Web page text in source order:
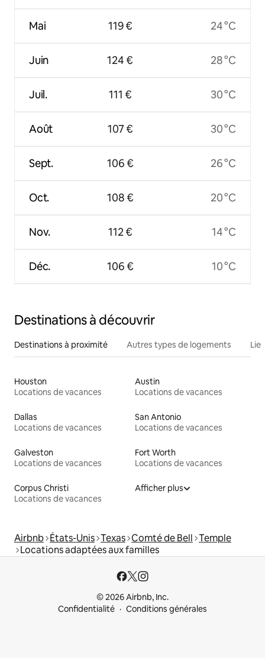
Mai
Juin
Juil.
Août
Sept.
Oct.
Nov.
Déc.
119 €
124 €
111 €
107 €
106 €
108 €
112 €
106 €
24 °C
28 °C
30 °C
30 °C
26 °C
20 °C
14 °C
10 °C
Destinations à découvrir
Destinations à proximité Autres types de logements
Houston
Locations de vacances
Austin
Locations de vacances
Dallas
Locations de vacances
San Antonio
Locations de vacances
Galveston
Locations de vacances
Fort Worth
Locations de vacances
Corpus Christi
Locations de vacances
Afficher plus
Airbnb États-Unis Texas Comté de Bell Temple
Locations adaptées aux familles
© 2026 Airbnb, Inc.
Confidentialité
Conditions générales